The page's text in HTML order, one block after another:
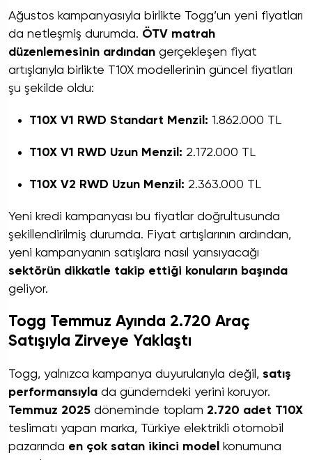
Ağustos kampanyasıyla birlikte Togg’un yeni fiyatları
da netleşmiş durumda. ÖTV matrah
düzenlemesinin ardından gerçekleşen fiyat
artışlarıyla birlikte T10X modellerinin güncel fiyatları
şu şekilde oldu:
T10X V1 RWD Standart Menzil: 1.862.000 TL
T10X V1 RWD Uzun Menzil: 2.172.000 TL
T10X V2 RWD Uzun Menzil: 2.363.000 TL
Yeni kredi kampanyası bu fiyatlar doğrultusunda
şekillendirilmiş durumda. Fiyat artışlarının ardından,
yeni kampanyanın satışlara nasıl yansıyacağı
sektörün dikkatle takip ettiği konuların başında
geliyor.
Togg Temmuz Ayında 2.720 Araç
Satışıyla Zirveye Yaklaştı
Togg, yalnızca kampanya duyurularıyla değil, satış
performansıyla da gündemdeki yerini koruyor.
Temmuz 2025 döneminde toplam 2.720 adet T10X
teslimatı yapan marka, Türkiye elektrikli otomobil
pazarında en çok satan ikinci model
konumuna